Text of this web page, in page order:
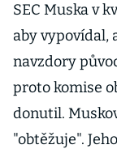
SEC Muska v
aby
navzdory
proto komise
donutil.
"obtěžuje".